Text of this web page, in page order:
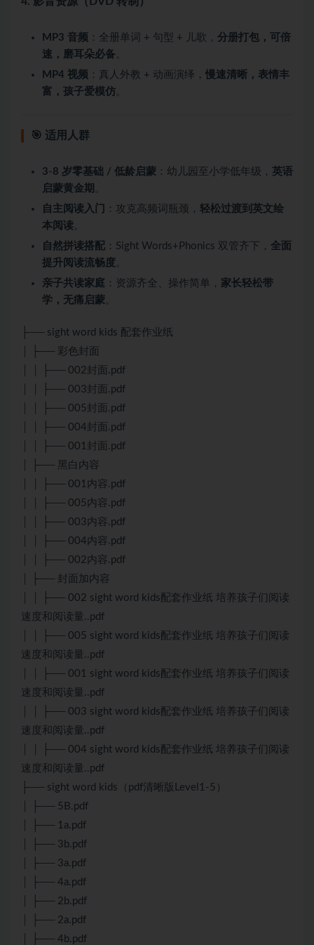
MP3 音频 ：全册单词 + 句型 + 儿歌， 分册打包，可倍
速，磨耳朵必备
MP4 视频 ：真人外教 + 动画演绎， 慢速清晰，表情丰
富，孩子爱模仿
🎯 适用人群
3-8 岁零基础 / 低龄启蒙 ：幼儿园至小学低年级， 英语
启蒙黄金期
自主阅读入门
：攻克高频词瓶颈， 轻松过渡到英文绘
本阅读
自然拼读搭配 ：Sight Words+Phonics 双管齐下， 全面
提升阅读流畅度
亲子共读家庭 ：资源齐全、操作简单， 家长轻松带
学，无痛启蒙
├── sight word kids 配套作业纸
│ ├── 彩色封面
│ │ ├── 002封面.pdf
│ │ ├── 003封面.pdf
│ │ ├── 005封面.pdf
│ │ ├── 004封面.pdf
│ │ ├── 001封面.pdf
│ ├── 黑白内容
│ │ ├── 001内容.pdf
│ │ ├── 005内容.pdf
│ │ ├── 003内容.pdf
│ │ ├── 004内容.pdf
│ │ ├── 002内容.pdf
│ ├── 封面加内容
│ │ ├── 002 sight word kids配套作业纸 培养孩子们阅读
速度和阅读量..pdf
│ │ ├── 005 sight word kids配套作业纸 培养孩子们阅读
速度和阅读量..pdf
│ │ ├── 001 sight word kids配套作业纸 培养孩子们阅读
速度和阅读量..pdf
│ │ ├── 003 sight word kids配套作业纸 培养孩子们阅读
速度和阅读量..pdf
│ │ ├── 004 sight word kids配套作业纸 培养孩子们阅读
速度和阅读量..pdf
├── sight word kids（pdf清晰版Level1-5）
│ ├── 5B.pdf
│ ├── 1a.pdf
│ ├── 3b.pdf
│ ├── 3a.pdf
│ ├── 4a.pdf
│ ├── 2b.pdf
│ ├── 2a.pdf
│ ├── 4b.pdf